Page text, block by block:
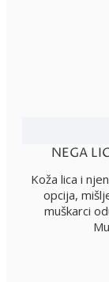
NEGA
Koža lica i
opcija,
muškarci